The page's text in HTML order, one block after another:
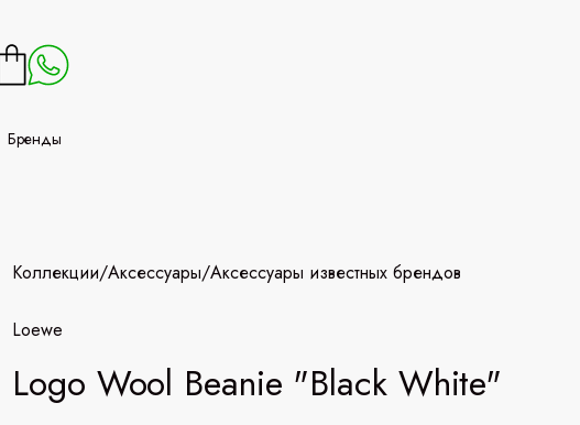
Бренды
Коллекции/Аксессуары/Аксессуары известных брендов
Loewe
Logo Wool Beanie "Black White"